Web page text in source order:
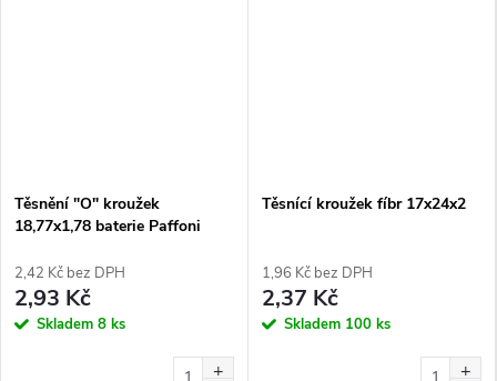
Těsnění "O" kroužek
18,77x1,78 baterie Paffoni
2,42 Kč bez DPH
2,93 Kč
Skladem 8 ks
Těsnící kroužek fíbr 17x24x2
1,96 Kč bez DPH
2,37 Kč
Skladem 100 ks